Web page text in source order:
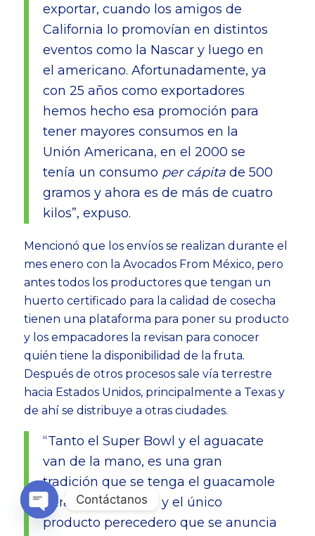
exportar, cuando los amigos de
California lo promovían en distintos
eventos como la Nascar y luego en
el americano. Afortunadamente, ya
con 25 años como exportadores
hemos hecho esa promoción para
tener mayores consumos en la
Unión Americana, en el 2000 se
tenía un consumo per cápitade 500
gramos y ahora es de más de cuatro
kilos”, expuso.
Mencionó que los envíos se realizan durante el
mes enero con la Avocados From México, pero
antes todos los productores que tengan un
huerto certificado para la calidad de cosecha
tienen una plataforma para poner su producto
y los empacadores la revisan para conocer
quién tiene la disponibilidad de la fruta.
Después de otros procesos sale vía terrestre
hacia Estados Unidos, principalmente a Texas y
de ahí se distribuye a otras ciudades.
“Tanto el Super Bowl y el aguacate
van de la mano, es una gran
tradición que se tenga el guacamole
para ver el partido y el único
producto perecedero que se anuncia
Contáctanos
Open